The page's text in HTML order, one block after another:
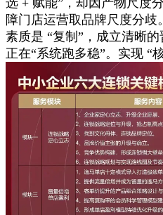
障门店运营取品牌尺度分歧
素质是 “复制”，成立清晰
正在“系统跑多稳”。实现 “